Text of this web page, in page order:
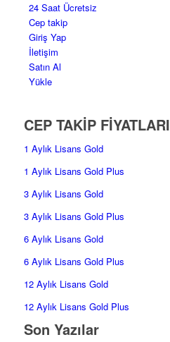
24 Saat Ücretsiz
Cep takip
Giriş Yap
İletişim
Satın Al
Yükle
CEP TAKİP FİYATLARI
1 Aylık Lisans Gold
1 Aylık Lisans Gold Plus
3 Aylık Lisans Gold
3 Aylık Lisans Gold Plus
6 Aylık Lisans Gold
6 Aylık Lisans Gold Plus
12 Aylık Lisans Gold
12 Aylık Lisans Gold Plus
Son Yazılar